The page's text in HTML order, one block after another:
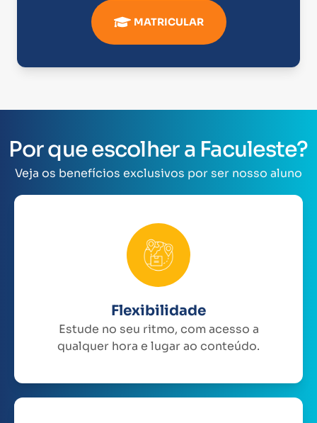
MATRICULAR
Por que escolher a Faculeste?
Veja os benefícios exclusivos por ser nosso aluno
Flexibilidade
Estude no seu ritmo, com acesso a
qualquer hora e lugar ao conteúdo.